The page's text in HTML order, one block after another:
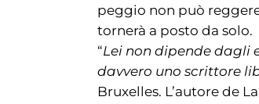
peggio non può
tornerà a posto da solo.
“Lei non dipende dagli
davvero uno scrittore
Bruxelles. L’autore de